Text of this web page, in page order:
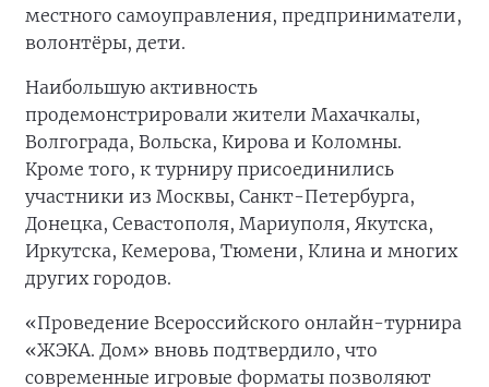
местного самоуправления, предприниматели,
волонтёры, дети.
Наибольшую активность
продемонстрировали жители Махачкалы,
Волгограда, Вольска, Кирова и Коломны.
Кроме того, к турниру присоединились
участники из Москвы, Санкт-Петербурга,
Донецка, Севастополя, Мариуполя, Якутска,
Иркутска, Кемерова, Тюмени, Клина и многих
других городов.
«Проведение Всероссийского онлайн-турнира
«ЖЭКА. Дом» вновь подтвердило, что
современные игровые форматы позволяют